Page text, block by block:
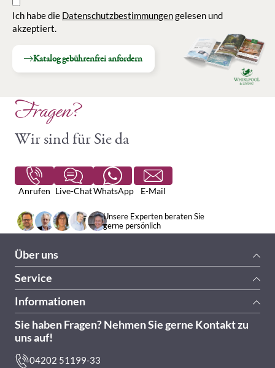
Ich habe die Datenschutzbestimmungengelesen und
akzeptiert.
Katalog gebührenfrei anfordern
Fragen?
Wir sind für Sie da
Anrufen Live-ChatWhatsApp E-Mail
Unsere Experten beraten Sie
gerne persönlich
Sie haben Fragen? Nehmen Sie gerne Kontakt zu
uns auf!
04202 51199-33
Über uns
Service
Informationen